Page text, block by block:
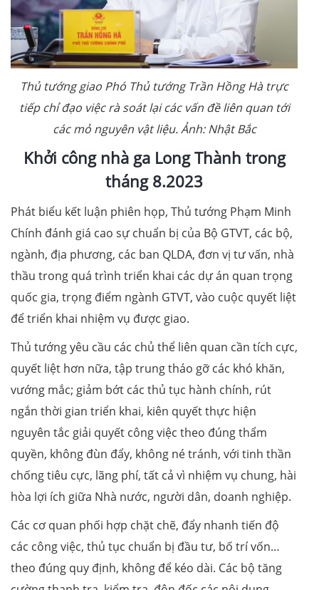
Thủ tướng giao Phó Thủ tướng Trần Hồng Hà trực
tiếp chỉ đạo việc rà soát lại các vấn đề liên quan tới
các mỏ nguyên vật liệu. Ảnh: Nhật Bắc
Khởi công nhà ga Long Thành trong
tháng 8.2023
Phát biểu kết luận phiên họp, Thủ tướng Phạm Minh
Chính đánh giá cao sự chuẩn bị của Bộ GTVT, các bộ,
ngành, địa phương, các ban QLDA, đơn vị tư vấn, nhà
thầu trong quá trình triển khai các dự án quan trọng
quốc gia, trọng điểm ngành GTVT, vào cuộc quyết liệt
để triển khai nhiệm vụ được giao.
Thủ tướng yêu cầu các chủ thể liên quan cần tích cực,
quyết liệt hơn nữa, tập trung tháo gỡ các khó khăn,
vướng mắc; giảm bớt các thủ tục hành chính, rút
ngắn thời gian triển khai, kiên quyết thực hiện
nguyên tắc giải quyết công việc theo đúng thẩm
quyền, không đùn đẩy, không né tránh, với tinh thần
chống tiêu cực, lãng phí, tất cả vì nhiệm vụ chung, hài
hòa lợi ích giữa Nhà nước, người dân, doanh nghiệp.
Các cơ quan phối hợp chặt chẽ, đẩy nhanh tiến độ
các công việc, thủ tục chuẩn bị đầu tư, bố trí vốn…
theo đúng quy định, không để kéo dài. Các bộ tăng